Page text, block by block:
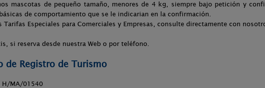
mascotas de pequeño tamaño, menores de 4 kg, siempre bajo petición y
de comportamiento que se le indicarian en la confirmación.
Tarifas Especiales para Comerciales y Empresas, consulte directamente con
si reserva desde nuestra Web o por teléfono.
de Registro de Turismo
H/MA/01540